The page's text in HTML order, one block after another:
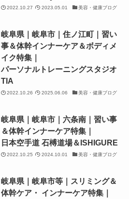
2022.10.27 2023.05.01 美容・健康ブログ
岐阜県｜岐阜市｜住ノ江町｜習い
事＆体幹インナーケア＆ボディメ
イク特集｜
パーソナルトレーニングスタジオ
TIA
2022.10.26 2025.06.06 美容・健康ブログ
岐阜県｜岐阜市｜六条南｜習い事
＆体幹インナーケア特集｜
日本空手道 石榑道場＆ISHIGURE
2022.10.25 2024.10.01 美容・健康ブログ
岐阜県｜岐阜市等｜スリミング＆
体幹ケア・ インナーケア特集｜